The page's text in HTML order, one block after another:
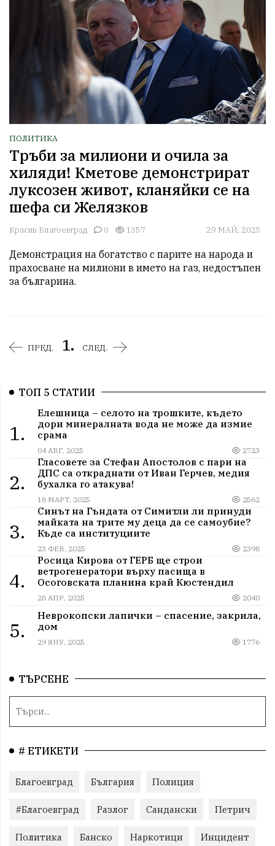
ПОЛИТИКА
Тръби за милиони и очила за
хиляди! Кметове демонстрират
луксозен живот, кланяйки се на
шефа си Желязков
Красив Благоевград 0 1357 29 МАЙ, 2025
Демонстрация на богатство с парите на народа и
прахосване на милиони в името на газ, недостъпен
за българина.
ПРЕД. 1. СЛЕД.
ТОП 5 СТАТИИ
1.
Елешница – селото на трошките, където
дори минералната вода не може да измие
срама
04 АВГ, 2025 2723
2.
Гласовете за Стефан Апостолов с пари на
ДПС са откраднати от Иван Герчев, медия
бухалка го атакува!
18 МАРТ, 2025 2562
3.
Синът на Гъндата от Симитли ли принуди
майката на трите му деца да се самоубие?
Къде са институциите
23 ФЕВ, 2025 2398
4.
Росица Кирова от ГЕРБ ще строи
ветрогенератори върху пасища в
Осоговската планина край Кюстендил
28 АПР, 2025 2040
5.
Неврокопски лапички – спасение, закрила,
дом
29 ЯНУ, 2025 1776
ТЪРСЕНЕ
# ЕТИКЕТИ
Благоевград България Полиция
#Благоевград Разлог Сандански Петрич
Политика Банско Наркотици Инцидент